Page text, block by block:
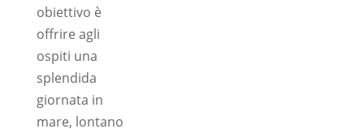
obiettivo è
offrire agli
ospiti una
splendida
giornata in
mare, lontano